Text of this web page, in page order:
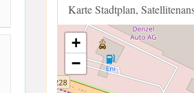
Karte Stadtplan,
+
−